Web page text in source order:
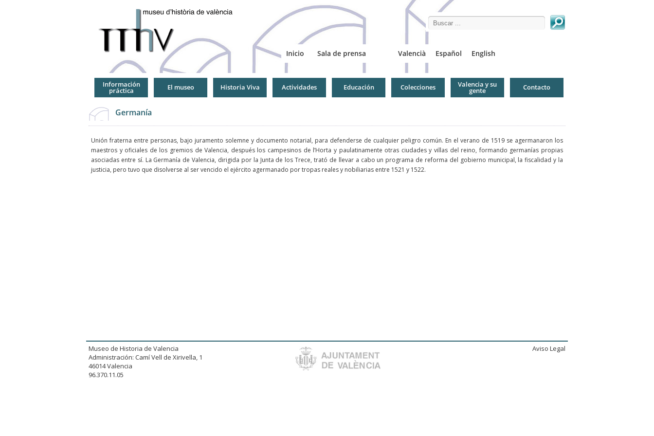
Search this site
Valencià Español English
Inicio Sala de prensa
Información
práctica El museo Historia Viva Actividades Educación Colecciones Valencia y su
gente Contacto
Germanía
Unión fraterna entre personas, bajo juramento solemne y documento notarial, para defenderse de cualquier peligro común. En el verano de 1519 se agermanaron los
maestros y oficiales de los gremios de Valencia, después los campesinos de l’Horta y paulatinamente otras ciudades y villas del reino, formando germanías propias
asociadas entre sí. La Germanía de Valencia, dirigida por la Junta de los Trece, trató de llevar a cabo un programa de reforma del gobierno municipal, la fiscalidad y la
justicia, pero tuvo que disolverse al ser vencido el ejército agermanado por tropas reales y nobiliarias entre 1521 y 1522.
Museo de Historia de Valencia
Administración: Camí Vell de Xirivella, 1
46014 Valencia
96.370.11.05
Aviso Legal